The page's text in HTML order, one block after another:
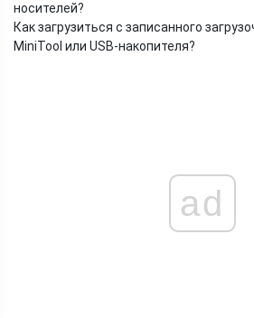
носителей?
Как загрузиться с записанного
MiniTool или USB-накопителя?
ad